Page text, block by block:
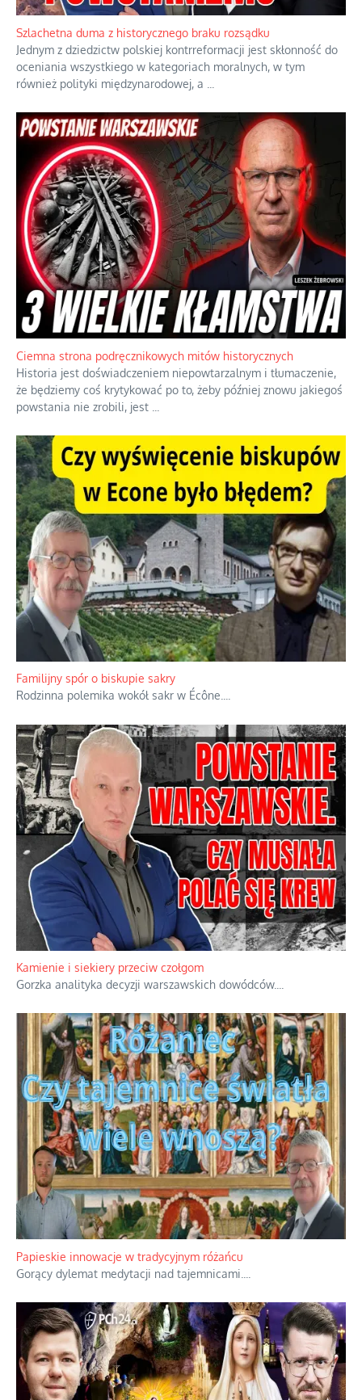
Ekspresowy kurs zbawienia z rodzinną katastrofą
Dramatyczne skutki skrajnej nadgorliwości we wspólnocie.
Szlachetna duma z historycznego braku rozsądku
Jednym z dziedzictw polskiej kontrreformacji jest skłonność do
oceniania wszystkiego w kategoriach moralnych, w tym
również polityki międzynarodowej, a...
Ciemna strona podręcznikowych mitów historycznych
Historia jest doświadczeniem niepowtarzalnym i tłumaczenie,
że będziemy coś krytykować po to, żeby później znowu jakiegoś
powstania nie zrobili, jest...
Familijny spór o biskupie sakry
Rodzinna polemika wokół sakr w Écône.
Kamienie i siekiery przeciw czołgom
Gorzka analityka decyzji warszawskich dowódców.